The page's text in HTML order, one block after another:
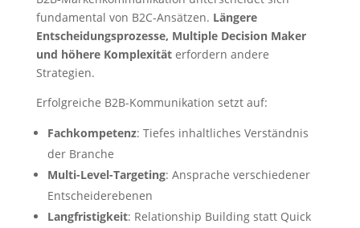
fundamental von B2C-Ansätzen. Längere
Entscheidungsprozesse, Multiple Decision Maker
und höhere Komplexitäterfordern andere
Strategien.
Erfolgreiche B2B-Kommunikation setzt auf:
Fachkompetenz: Tiefes inhaltliches Verständnis
der Branche
Multi-Level-Targeting: Ansprache verschiedener
Entscheiderebenen
Langfristigkeit: Relationship Building statt Quick